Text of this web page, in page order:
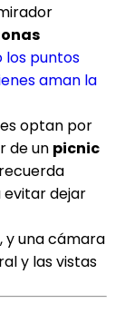
los puntos
aman la
optan por
de un picnic
dejar
y una cámara
y las vistas